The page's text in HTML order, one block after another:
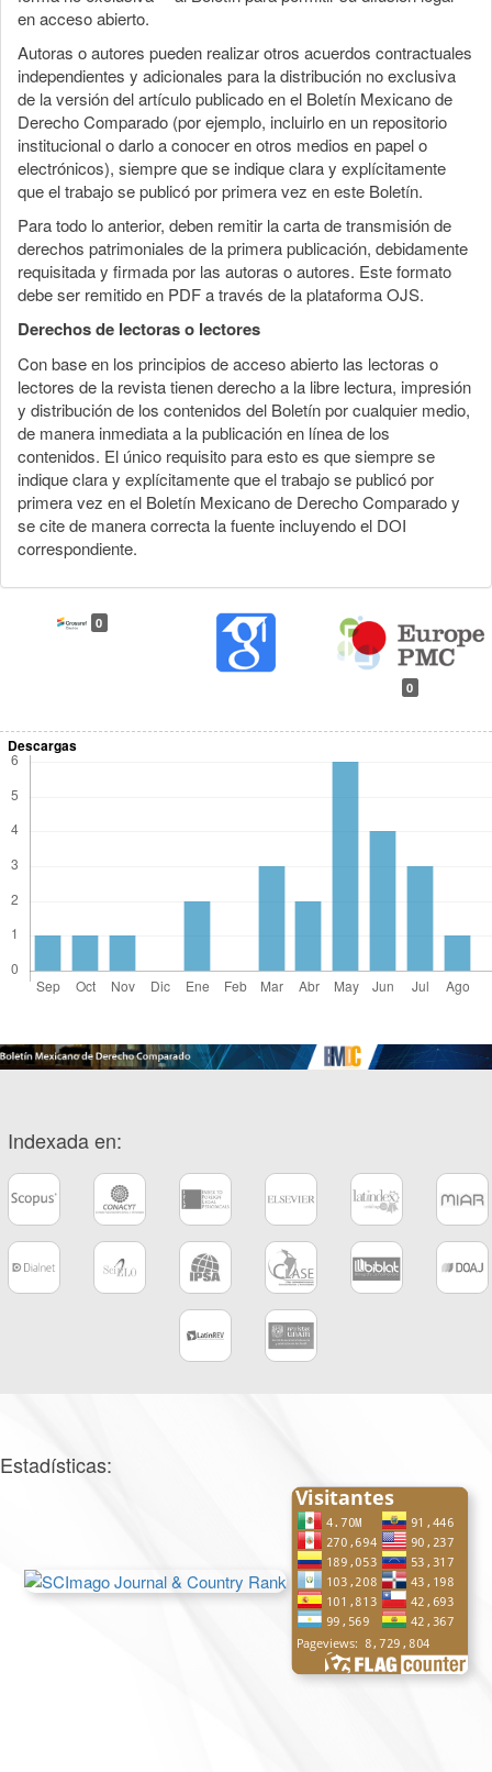
en acceso abierto.
Autoras o autores pueden realizar otros acuerdos contractuales
independientes y adicionales para la distribución no exclusiva
de la versión del artículo publicado en el Boletín Mexicano de
Derecho Comparado (por ejemplo, incluirlo en un repositorio
institucional o darlo a conocer en otros medios en papel o
electrónicos), siempre que se indique clara y explícitamente
que el trabajo se publicó por primera vez en este Boletín.
Para todo lo anterior, deben remitir la carta de transmisión de
derechos patrimoniales de la primera publicación, debidamente
requisitada y firmada por las autoras o autores. Este formato
debe ser remitido en PDF a través de la plataforma OJS.
Derechos de lectoras o lectores
Con base en los principios de acceso abierto las lectoras o
lectores de la revista tienen derecho a la libre lectura, impresión
y distribución de los contenidos del Boletín por cualquier medio,
de manera inmediata a la publicación en línea de los
contenidos. El único requisito para esto es que siempre se
indique clara y explícitamente que el trabajo se publicó por
primera vez en el Boletín Mexicano de Derecho Comparado y
se cite de manera correcta la fuente incluyendo el DOI
correspondiente.
0
0
Descargas
Indexada en:
Estadísticas: